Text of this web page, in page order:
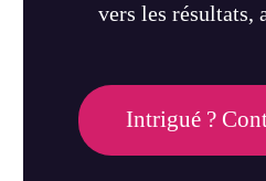
vers les résultats,
Intrigué ?